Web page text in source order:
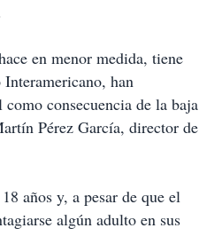
en menor medida, tiene
han
consecuencia de la baja
Pérez García, director de
años y, a pesar de que el
algún adulto en sus